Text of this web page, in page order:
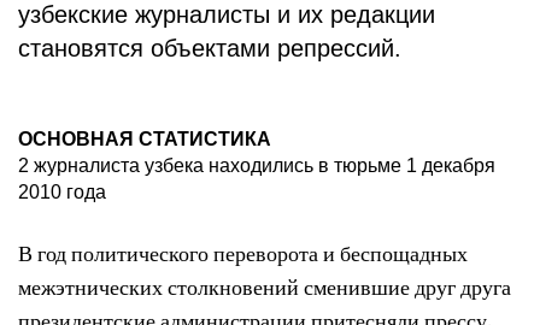
узбекские журналисты и их редакции
становятся объектами репрессий.
ОСНОВНАЯ СТАТИСТИКА
2 журналиста узбека находились в тюрьме 1 декабря
2010 года
В год политического переворота и беспощадных
межэтнических столкновений сменившие друг друга